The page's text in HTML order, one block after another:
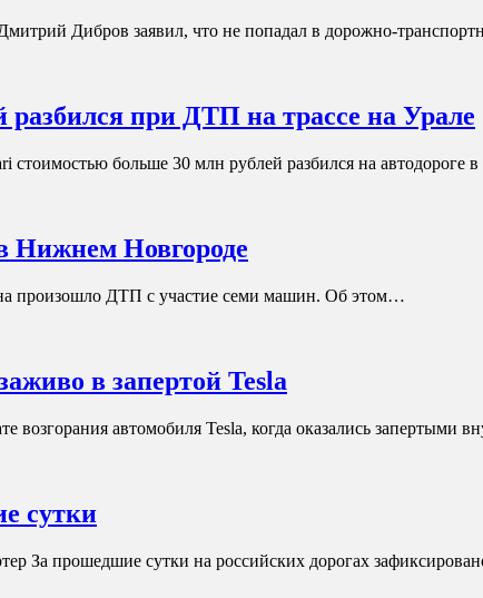
Дибров заявил, что не попадал в дорожно-
при ДТП на трассе на Урале
стоимостью больше 30 млн рублей разбился на автодороге
Нижнем Новгороде
произошло ДТП с участие семи машин. Об этом…
в запертой Tesla
возгорания автомобиля Tesla, когда оказались запертыми
сутки
За прошедшие сутки на российских дорогах